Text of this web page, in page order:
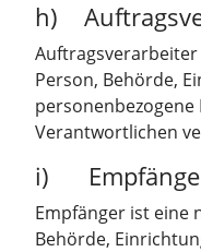
h)
Person, Behörde,
Verantwortlichen
i)
Empfänger ist eine
Behörde,